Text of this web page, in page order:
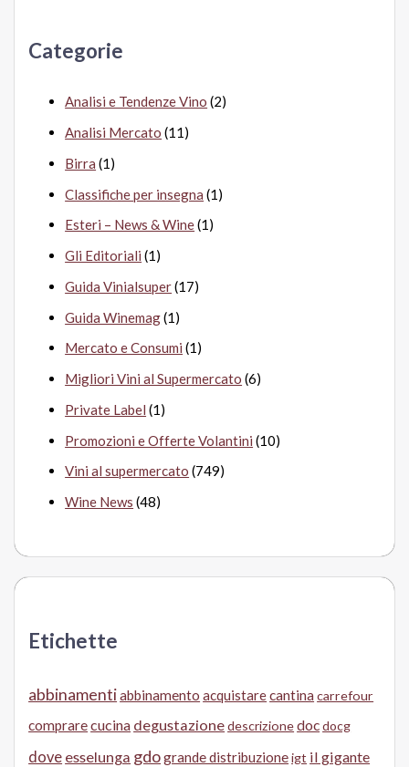
:Categorie
Analisi e Tendenze Vino (2)
Analisi Mercato (11)
Birra (1)
Classifiche per insegna (1)
Esteri – News & Wine(1)
Gli Editoriali (1)
Guida Vinialsuper(17)
Guida Winemag(1)
Mercato e Consumi (1)
Migliori Vini al Supermercato (6)
Private Label (1)
Promozioni e Offerte Volantini (10)
Vini al supermercato (749)
Wine News (48)
Etichette
abbinamentiabbinamento acquistarecantina carrefour
comprarecucina degustazionedescrizionedocdocg
dove esselunga gdogrande distribuzioneigt il gigante